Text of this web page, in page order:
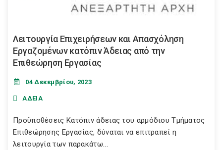
Λειτουργία Επιχειρήσεων και Απασχόληση
Εργαζομένων κατόπιν Άδειας από την
Επιθεώρηση Εργασίας
04 Δεκεμβρίου, 2023
ΑΔΕΙΑ
Προϋποθέσεις Κατόπιν άδειας του αρμόδιου Τμήματος
Επιθεώρησης Εργασίας, δύναται να επιτραπεί η
λειτουργία των παρακάτω...